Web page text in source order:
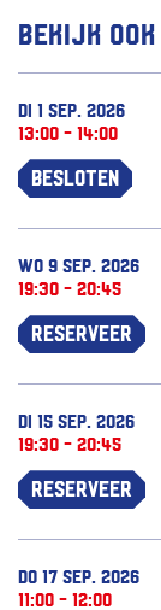
Bekijk ook
di 1 sep. 2026
13:00 - 14:00
Besloten
wo 9 sep. 2026
19:30 - 20:45
Reserveer
di 15 sep. 2026
19:30 - 20:45
Reserveer
do 17 sep. 2026
11:00 - 12:00